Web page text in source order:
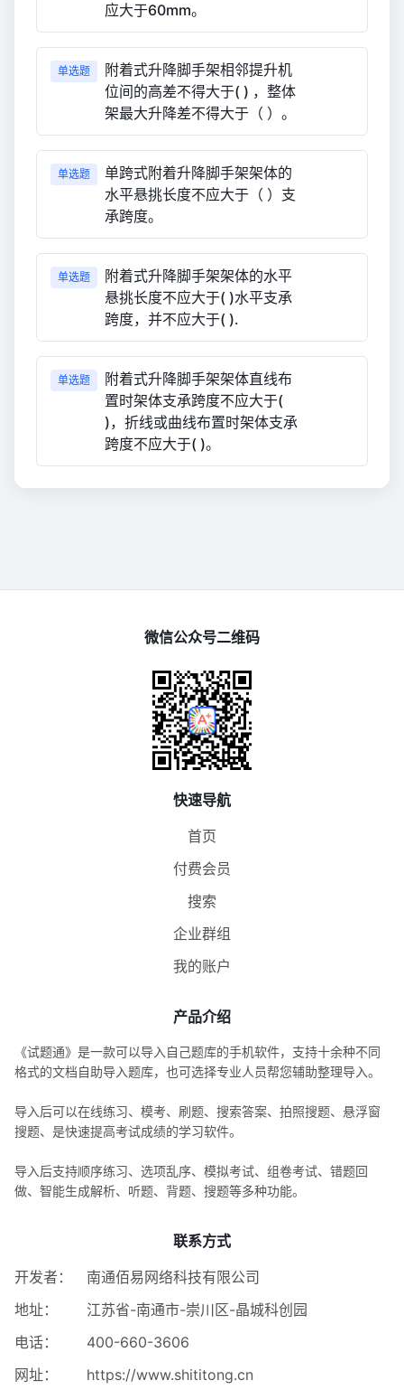
应大于60mm。
单选题
附着式升降脚手架相邻提升机
位间的高差不得大于( ) ，整体
架最大升降差不得大于（ ）。
单选题
单跨式附着升降脚手架架体的
水平悬挑长度不应大于（ ）支
承跨度。
单选题
附着式升降脚手架架体的水平
悬挑长度不应大于( )水平支承
跨度，并不应大于( ).
单选题
附着式升降脚手架架体直线布
置时架体支承跨度不应大于(
)，折线或曲线布置时架体支承
跨度不应大于( )。
微信公众号二维码
快速导航
首页
付费会员
搜索
企业群组
我的账户
产品介绍
《试题通》是一款可以导入自己题库的手机软件，支持十余种不同
格式的文档自助导入题库，也可选择专业人员帮您辅助整理导入。
导入后可以在线练习、模考、刷题、搜索答案、拍照搜题、悬浮窗
搜题、是快速提高考试成绩的学习软件。
导入后支持顺序练习、选项乱序、模拟考试、组卷考试、错题回
做、智能生成解析、听题、背题、搜题等多种功能。
联系方式
开发者：
南通佰易网络科技有限公司
地址：
江苏省-南通市-崇川区-晶城科创园
电话：
400-660-3606
网址：
https://www.shititong.cn